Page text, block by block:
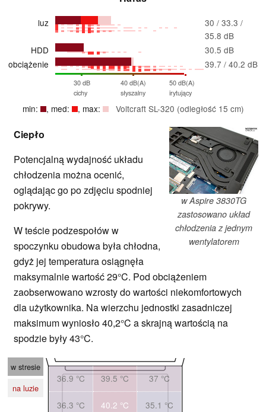
luz
30 / 33.3 /
35.8 dB
HDD
30.5 dB
obciążenie
39.7 / 40.2 dB
30 dB
cichy
40 dB(A)
słyszalny
50 dB(A)
irytujący
min: , med: , max: Voltcraft SL-320 (odległość 15 cm)
w Aspire 3830TG
zastosowano układ
chłodzenia z jednym
wentylatorem
Ciepło
Potencjalną wydajność układu
chłodzenia można ocenić,
oglądając go po zdjęciu spodniej
pokrywy.
W teście podzespołów w
spoczynku obudowa była chłodna,
gdyż jej temperatura osiągnęła
maksymalnie wartość 29°C. Pod obciążeniem
zaobserwowano wzrosty do wartości niekomfortowych
dla użytkownika. Na wierzchu jednostki zasadniczej
maksimum wyniosło 40,2°C a skrajną wartością na
spodzie były 43°C.
w stresie
na luzie
36.9 °C 39.5 °C 37 °C
36.3 °C 40.2 °C 35.1 °C